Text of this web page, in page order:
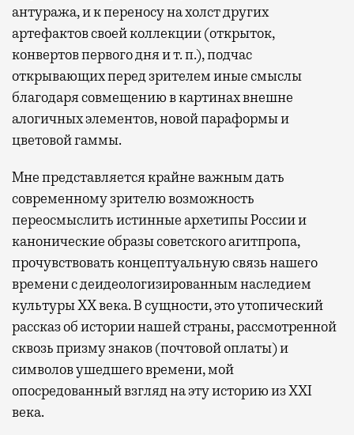
антуража, и к переносу на холст других
артефактов своей коллекции (открыток,
конвертов первого дня и т. п.), подчас
открывающих перед зрителем иные смыслы
благодаря совмещению в картинах внешне
алогичных элементов, новой параформы и
цветовой гаммы.
Мне представляется крайне важным дать
современному зрителю возможность
переосмыслить истинные архетипы России и
канонические образы советского агитпропа,
прочувствовать концептуальную связь нашего
времени с деидеологизированным наследием
культуры ХХ века. В сущности, это утопический
рассказ об истории нашей страны, рассмотренной
сквозь призму знаков (почтовой оплаты) и
символов ушедшего времени, мой
опосредованный взгляд на эту историю из ХХI
века.